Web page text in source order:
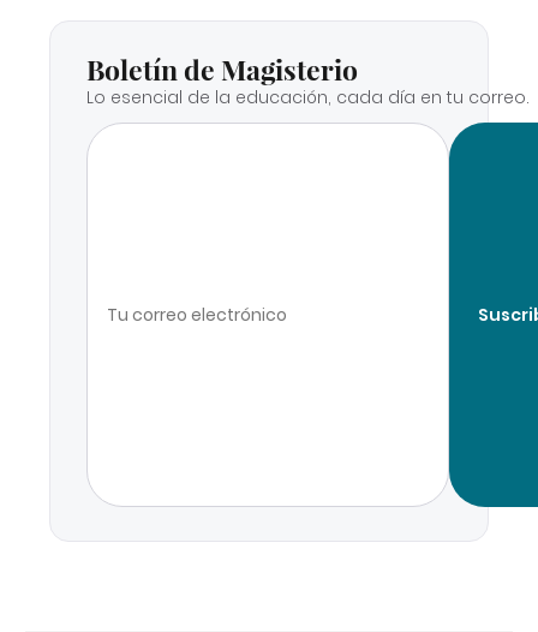
Boletín de Magisterio
Lo esencial de la educación, cada día en tu correo.